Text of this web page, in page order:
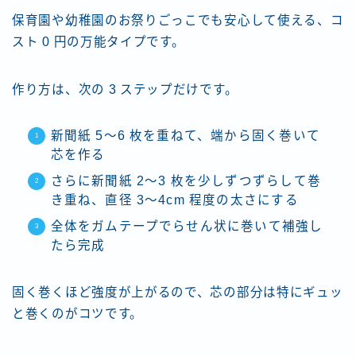
保育園や幼稚園のお祭りごっこでも安心して使える、コ
スト 0 円の万能タイプです。
作り方は、次の 3 ステップだけです。
新聞紙 5〜6 枚を重ねて、端から固く巻いて
芯を作る
さらに新聞紙 2〜3 枚を少しずつずらして巻
き重ね、直径 3〜4cm 程度の太さにする
全体をガムテープでらせん状に巻いて補強し
たら完成
固く巻くほど強度が上がるので、芯の部分は特にギュッ
と巻くのがコツです。